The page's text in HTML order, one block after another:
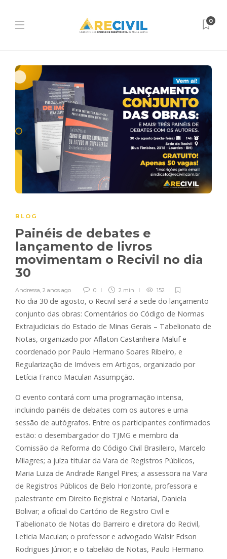
0
BLOG
Painéis de debates e
lançamento de livros
movimentam o Recivil no dia
30
Andressa 2 anos ago 0 2 min 152
No dia 30 de agosto, o Recivil será a sede do lançamento
conjunto das obras: Comentários do Código de Normas
Extrajudiciais do Estado de Minas Gerais – Tabelionato de
Notas, organizado por Aflaton Castanheira Maluf e
coordenado por Paulo Hermano Soares Ribeiro, e
Regularização de Imóveis em Artigos, organizado por
Letícia Franco Maculan Assumpção.
O evento contará com uma programação intensa,
incluindo painéis de debates com os autores e uma
sessão de autógrafos. Entre os participantes confirmados
estão: o desembargador do TJMG e membro da
Comissão da Reforma do Código Civil Brasileiro, Marcelo
Milagres; a juíza titular da Vara de Registros Públicos,
Maria Luiza de Andrade Rangel Pires; a assessora na Vara
de Registros Públicos de Belo Horizonte, professora e
palestrante em Direito Registral e Notarial, Daniela
Bolivar; a oficial do Cartório de Registro Civil e
Tabelionato de Notas do Barreiro e diretora do Recivil,
Leticia Maculan; o professor e advogado Walsir Edson
Rodrigues Júnior; e o tabelião de Notas, Paulo Hermano.